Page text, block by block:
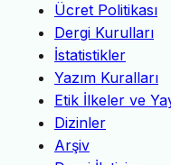
Ücret Politikası
Dergi Kurulları
İstatistikler
Yazım Kuralları
Etik İlkeler ve
Dizinler
Arşiv